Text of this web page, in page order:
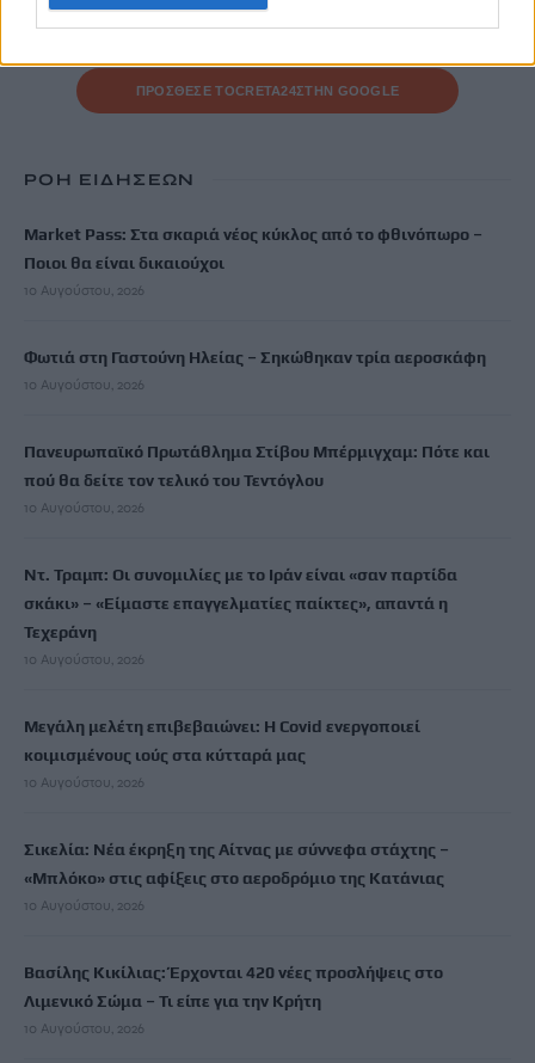
Μην χάνεις είδηση. Βάλε τοCRETA24στην
ΠΡΟΣΘΕΣΕ ΤΟCRETA24ΣΤΗΝ GOOGLE
ΡΟΗ ΕΙΔΗΣΕΩΝ
Market Pass: Στα σκαριά νέος κύκλος από το φθινόπωρο –
Ποιοι θα είναι δικαιούχοι
10 Αυγούστου, 2026
Φωτιά στη Γαστούνη Ηλείας – Σηκώθηκαν τρία αεροσκάφη
10 Αυγούστου, 2026
Πανευρωπαϊκό Πρωτάθλημα Στίβου Μπέρμιγχαμ: Πότε και
πού θα δείτε τον τελικό του Τεντόγλου
10 Αυγούστου, 2026
Ντ. Τραμπ: Οι συνομιλίες με το Ιράν είναι «σαν παρτίδα
σκάκι» – «Είμαστε επαγγελματίες παίκτες», απαντά η
Τεχεράνη
10 Αυγούστου, 2026
Μεγάλη μελέτη επιβεβαιώνει: Η Covid ενεργοποιεί
κοιμισμένους ιούς στα κύτταρά μας
10 Αυγούστου, 2026
Σικελία: Νέα έκρηξη της Αίτνας με σύννεφα στάχτης –
«Μπλόκο» στις αφίξεις στο αεροδρόμιο της Κατάνιας
10 Αυγούστου, 2026
Βασίλης Κικίλιας: Έρχονται 420 νέες προσλήψεις στο
Λιμενικό Σώμα – Τι είπε για την Κρήτη
10 Αυγούστου, 2026